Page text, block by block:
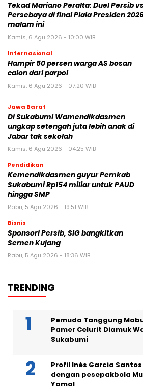
Tekad Mariano Peralta: Duel Persib vs
Persebaya di final Piala Presiden
malam ini
Kamis, 6 Agu 2026 - 10:00 WIB
Internasional
Hampir 50 persen warga AS bosan
calon dari parpol
Kamis, 6 Agu 2026 - 07:20 WIB
Jawa Barat
Di Sukabumi Wamendikdasmen
ungkap setengah juta lebih anak di
Jabar tak sekolah
Kamis, 6 Agu 2026 - 04:25 WIB
Pendidikan
Kemendikdasmen guyur Pemkab
Sukabumi Rp154 miliar untuk PAUD
hingga SMP
Rabu, 5 Agu 2026 - 19:51 WIB
Bisnis
Sponsori Persib, SIG bangkitkan
Semen Kujang
Rabu, 5 Agu 2026 - 18:36 WIB
TRENDING
Pemuda Tanggung
Pamer Celurit Diamuk
Sukabumi
Profil Inés Garcia
dengan pesepakbola
Yamal